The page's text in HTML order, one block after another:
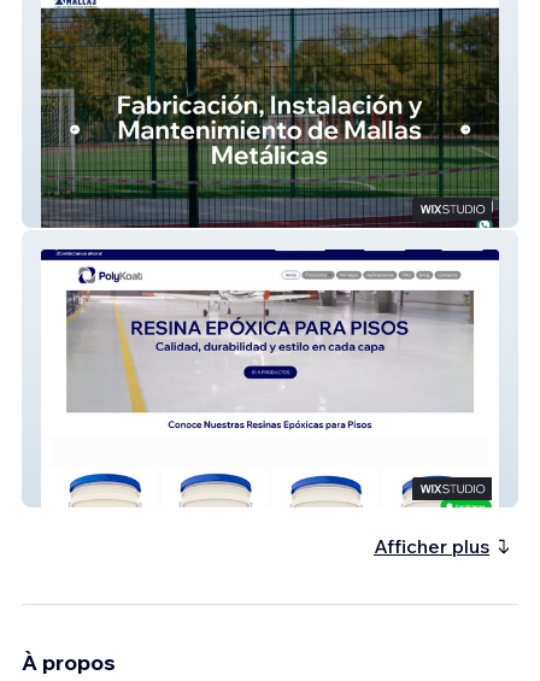
Aceromallas
PolyKoat - Resinas Epóxicas para Pisos
Afficher plus
À propos